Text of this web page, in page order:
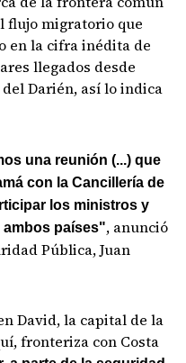
flujo migratorio que
en la cifra inédita de
llegados desde
Darién, así lo indica
una reunión (...) que
con la Cancillería de
los ministros y
países", anunció
Pública, Juan
David, la capital de la
fronteriza con Costa